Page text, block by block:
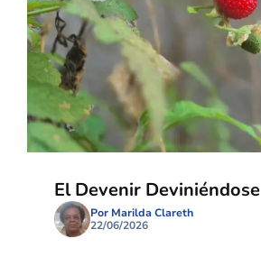
El Devenir Deviniéndose
Por Marilda Clareth
22/06/2026